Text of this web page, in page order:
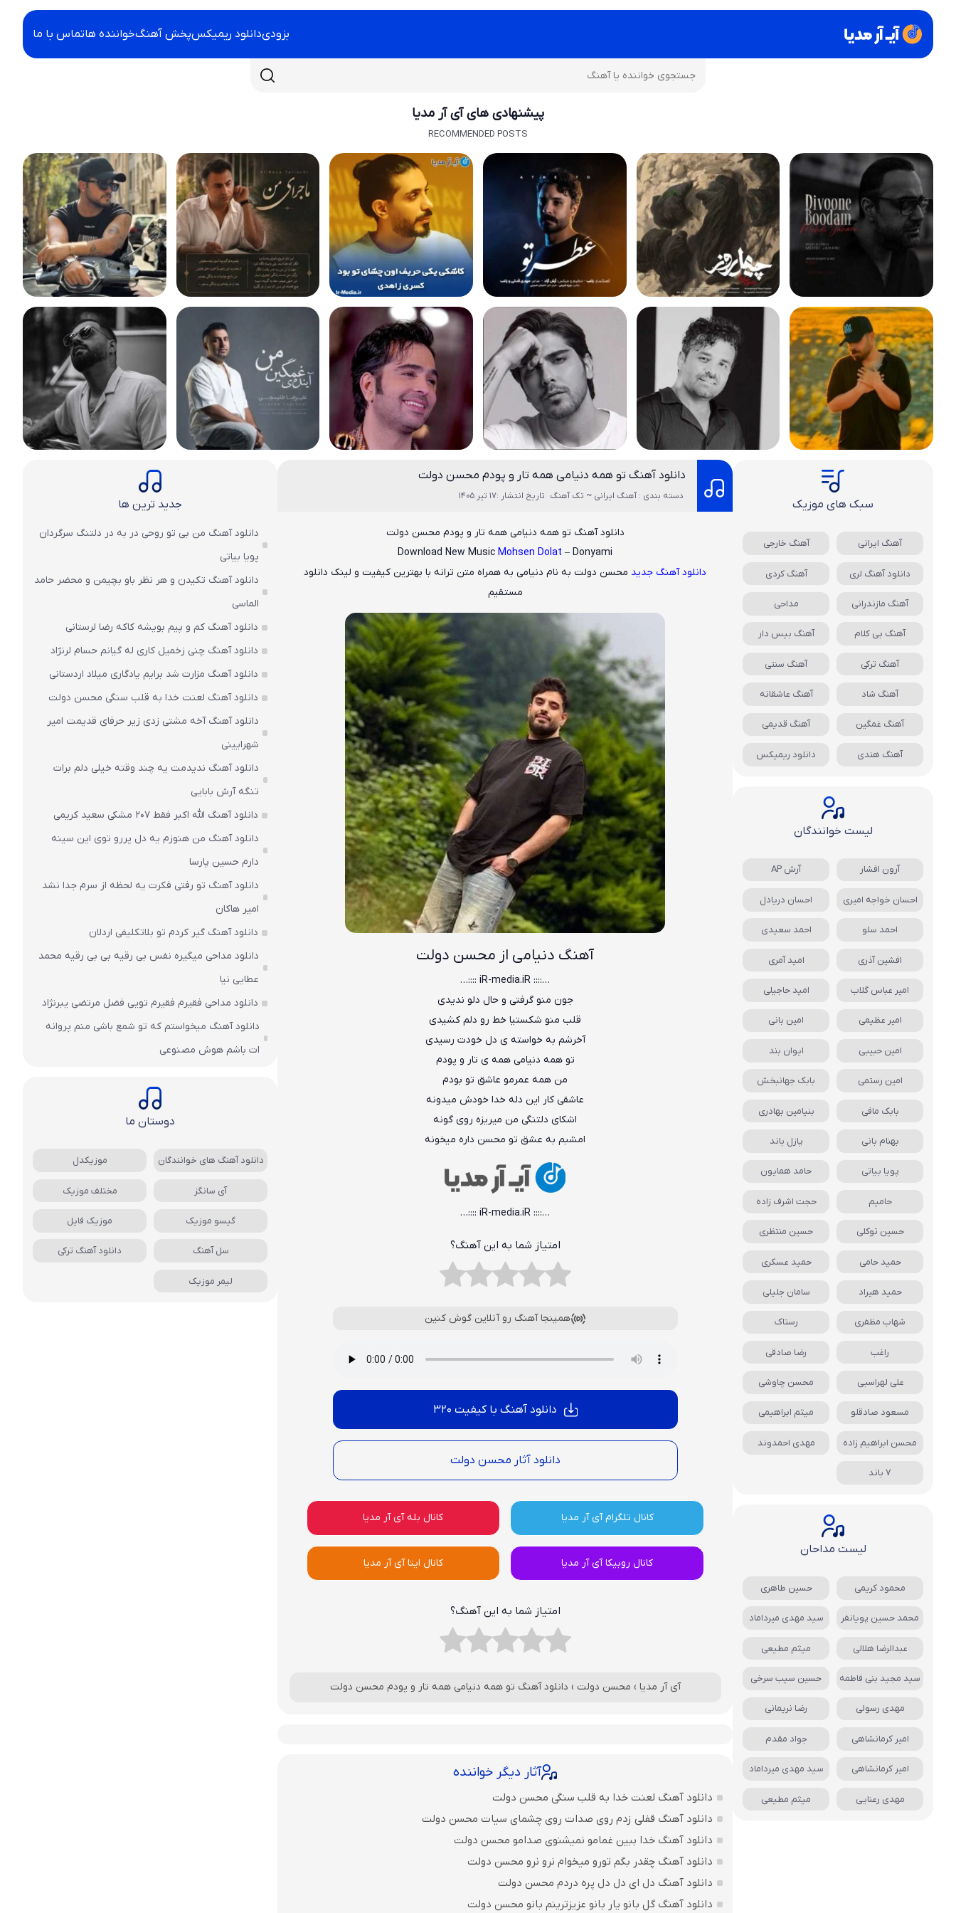
بزودیدانلود ریمیکسپخش آهنگخواننده هاتماس با ما
پیشنهادی های آی آر مدیا
RECOMMENDED POSTS
دانلود آهنگ تو همه دنیامی همه تار و پودم محسن دولت
دسته بندی : آهنگ ایرانی ~ تک آهنگ تاریخ انتشار :17 تیر 1405
دانلود آهنگ تو همه دنیامی همه تار و پودم محسن دولت
Download New Music Mohsen Dolat– Donyami
دانلود آهنگ جدید محسن دولت به نام دنیامی به همراه متن ترانه با بهترین کیفیت و لینک دانلود
مستقیم
آهنگ دنیامی از محسن دولت
…:::: iR-media.iR ::::…
جون منو گرفتی و حال دلو ندیدی
قلب منو شکستیا خط رو دلم کشیدی
آخرشم به خواسته ی دل خودت رسیدی
تو همه دنیامی همه ی تار و پودم
من همه عمرمو عاشق تو بودم
عاشقی کار این دله خدا خودش میدونه
اشکای دلتنگی من میریزه روی گونه
امشبم به عشق تو محسن داره میخونه
…:::: iR-media.iR ::::…
امتیاز شما به این آهنگ؟
همینجا آهنگ رو آنلاین گوش کنین
دانلود آهنگ با کیفیت 320
دانلود آثار محسن دولت
کانال تلگرام آی آر مدیا کانال بله آی آر مدیا
کانال روبیکا آی آر مدیا کانال ایتا آی آر مدیا
امتیاز شما به این آهنگ؟
آی آر مدیا › محسن دولت › دانلود آهنگ تو همه دنیامی همه تار و پودم محسن دولت
آثار دیگر خواننده
دانلود آهنگ لعنت خدا به قلب سنگی محسن دولت
دانلود آهنگ قفلی زدم روی صدات روی چشمای سیات محسن دولت
دانلود آهنگ خدا ببین غمامو نمیشنوی صدامو محسن دولت
دانلود آهنگ چقدر بگم تورو میخوام نرو نرو محسن دولت
دانلود آهنگ دل ای دل دل پره دردم محسن دولت
دانلود آهنگ گل بانو یار بانو عزیزترینم بانو محسن دولت
سبک های موزیک
آهنگ ایرانی آهنگ خارجی
دانلود آهنگ لری آهنگ کردی
آهنگ مازندرانی مداحی
آهنگ بی کلام آهنگ بیس دار
آهنگ ترکی آهنگ سنتی
آهنگ شاد آهنگ عاشقانه
آهنگ غمگین آهنگ قدیمی
آهنگ هندی دانلود ریمیکس
لیست خوانندگان
آرون افشار آرش AP
احسان خواجه امیری احسان دریادل
احمد سلو احمد سعیدی
افشین آذری امید آمری
امیر عباس گلاب امید حاجیلی
امیر عظیمی امین بانی
امین حبیبی ایوان بند
امین رستمی بابک جهانبخش
بابک مافی بنیامین بهادری
بهنام بانی پازل باند
پویا بیاتی حامد همایون
حامیم حجت اشرف زاده
حسین توکلی حسین منتظری
حمید حامی حمید عسکری
حمید هیراد سامان جلیلی
شهاب مظفری رستاک
راغب رضا صادقی
علی لهراسبی محسن چاوشی
مسعود صادقلو میثم ابراهیمی
محسن ابراهیم زاده مهدی احمدوند
7 باند
لیست مداحان
محمود کریمی حسین طاهری
محمد حسین پویانفر سید مهدی میرداماد
عبدالرضا هلالی میثم مطیعی
سید مجید بنی فاطمه حسین سیب سرخی
مهدی رسولی رضا نریمانی
امیر کرمانشاهی جواد مقدم
امیر کرمانشاهی سید مهدی میرداماد
مهدی رعنایی میثم مطیعی
جدید ترین ها
دانلود آهنگ من بی تو روحی در به در دلتنگ سرگردان
پویا بیاتی
دانلود آهنگ تکیدن و هر نظر باو بچیمن و محضر حامد
الماسی
دانلود آهنگ کم و پیم بویشه کاکه رضا لرستانی
دانلود آهنگ چنی زخمیل کاری له گیانم حسام لرنژاد
دانلود آهنگ مزارت شد برایم یادگاری میلاد اردستانی
دانلود آهنگ لعنت خدا به قلب سنگی محسن دولت
دانلود آهنگ آخه مشتی زدی زیر حرفای قدیمت امیر
شهرایینی
دانلود آهنگ ندیدمت یه چند وقته خیلی دلم برات
تنگه آرش بابایی
دانلود آهنگ الله اکبر فقط 207 مشکی سعید کریمی
دانلود آهنگ من هنوزم یه دل پررو توی این سینه
دارم حسین پارسا
دانلود آهنگ تو رفتی فکرت یه لحظه از سرم جدا نشد
امیر هاکان
دانلود آهنگ گیر کردم تو بلاتکلیفی اردلان
دانلود مداحی میگیره نفس بی رقیه بی بی رقیه محمد
عطایی نیا
دانلود مداحی فقیرم فقیرم تویی فضل مرتضی یبرنژاد
دانلود آهنگ میخواستم که تو شمع باشی منم پروانه
ات باشم هوش مصنوعی
دوستان ما
دانلود آهنگ های خوانندگان موزیکدل
آی سانگز مختلف موزیک
گیسو موزیک موزیک فایل
سل آهنگ دانلود آهنگ ترکی
لیمر موزیک